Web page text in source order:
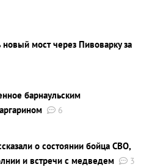
новый мост через Пивоварку за
барнаульским
6
о состоянии бойца СВО,
и встречи с медведем
3